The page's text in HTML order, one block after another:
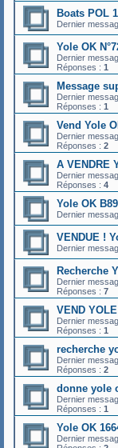
Boats POL
Dernier
Yole OK
Dernier
Réponses : 1
Message
Dernier
Réponses : 1
Vend Yole
Dernier
Réponses : 2
A VENDRE
Dernier
Réponses : 4
Yole OK
Dernier
VENDUE !
Dernier
Recherche
Dernier
Réponses : 7
VEND
Dernier
Réponses : 1
recherche
Dernier
Réponses : 2
donne yole
Dernier
Réponses : 1
Yole OK
Dernier